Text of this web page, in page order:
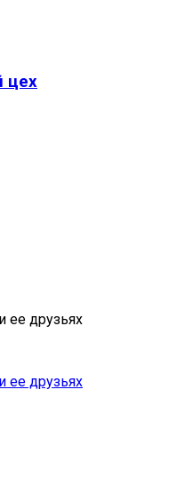
цех
ее друзьях
ее друзьях